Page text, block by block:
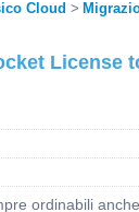
Hai perso la password?
Cloud
License
ordinabili